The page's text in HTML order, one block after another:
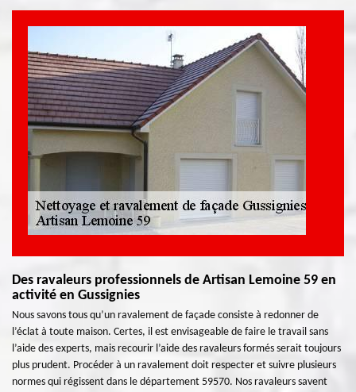
Des ravaleurs professionnels de Artisan Lemoine 59 en
activité en Gussignies
Nous savons tous qu’un ravalement de façade consiste à redonner de
l’éclat à toute maison. Certes, il est envisageable de faire le travail sans
l’aide des experts, mais recourir l’aide des ravaleurs formés serait toujours
plus prudent. Procéder à un ravalement doit respecter et suivre plusieurs
normes qui régissent dans le département 59570. Nos ravaleurs savent